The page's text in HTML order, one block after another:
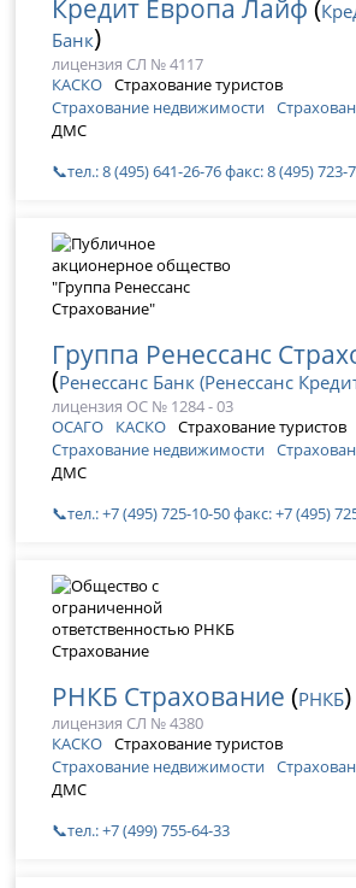
Кредит Европа Лайф (
Банк)
лицензия СЛ № 4117
КАСКО Страхование туристов
Страхование недвижимости
ДМС
📞тел.: 8 (495) 641-26-76 факс: 8 (495) 723-
Группа Ренессанс
(Ренессанс Банк (Ренессанс
лицензия ОС № 1284 - 03
ОСАГО
КАСКО Страхование туристов
Страхование недвижимости
ДМС
📞тел.: +7 (495) 725-10-50 факс: +7 (495)
РНКБ Страхование (РНКБ)
лицензия СЛ № 4380
КАСКО Страхование туристов
Страхование недвижимости
ДМС
📞тел.: +7 (499) 755-64-33